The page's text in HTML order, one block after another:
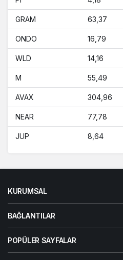
GRAM 63,37
ONDO 16,79
WLD 14,16
M 55,49
AVAX 304,96
NEAR 77,78
JUP 8,64
KURUMSAL
BAĞLANTILAR
POPÜLER SAYFALAR